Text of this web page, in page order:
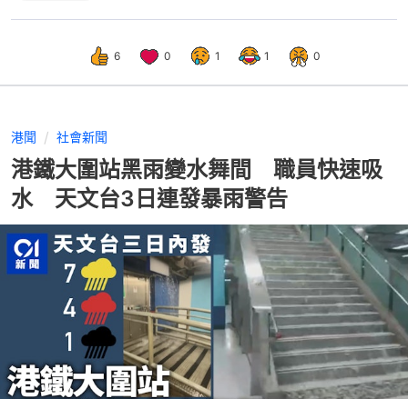
6 0 1 1 0
港聞 社會新聞
港鐵大圍站黑雨變水舞間 職員快速吸
水 天文台3日連發暴雨警告